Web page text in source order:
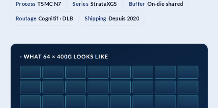
Process TSMC N7 Series StrataXGS Buffer On-die shared
Routage Cognitif · DLB Shipping Depuis 2020